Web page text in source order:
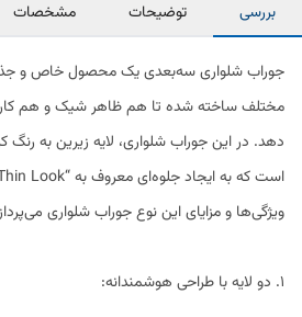
بررسی توضیحات مشخصات
جوراب شلواری سه‌بعدی یک محصول خاص و
مختلف ساخته شده تا هم ظاهر شیک و هم
دهد. در این جوراب شلواری، لایه زیرین به رنگ
ویژگی‌ها و مزایای این نوع جوراب شلواری
1. دو لایه با طراحی هوشمندانه: